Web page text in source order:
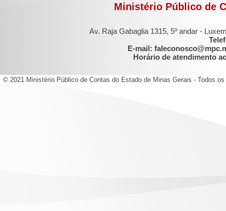
Ministério Público de
Av. Raja Gabaglia 1315, 5º andar -
E-mail:
Horário de atendimento
© 2021 Ministério Público de Contas do Estado de Minas Gerais - Todos